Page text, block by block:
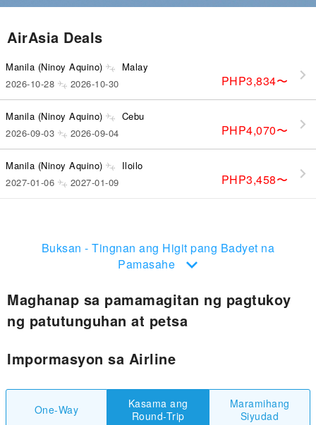
AirAsia Deals
Manila (Ninoy Aquino) Malay
PHP3,834〜
2026-10-28 2026-10-30
Manila (Ninoy Aquino) Cebu
PHP4,070〜
2026-09-03 2026-09-04
Manila (Ninoy Aquino) Iloilo
PHP3,458〜
2027-01-06 2027-01-09
Buksan - Tingnan ang Higit pang Badyet na
Pamasahe
Maghanap sa pamamagitan ng pagtukoy
ng patutunguhan at petsa
Impormasyon sa Airline
One-Way
Kasama ang
Round-Trip
Maramihang
Siyudad